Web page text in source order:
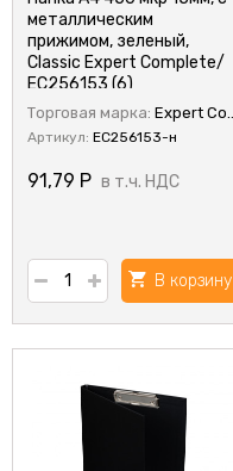
металлическим
прижимом, зеленый,
Classic Expert Complete/
ЕС256153 (6)
Торговая марка: Expert Complete
Артикул: ЕС256153-н
91,79 Р в т.ч. НДС
В корзину